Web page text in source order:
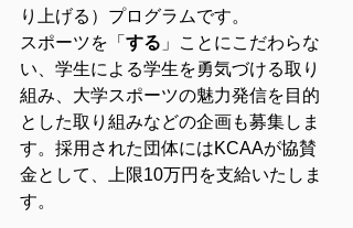
り上げる）プログラムです。
スポーツを「 する 」ことにこだわらな
い、学生による学生を勇気づける取り
組み、大学スポーツの魅力発信を目的
とした取り組みなどの企画も募集しま
す。採用された団体にはKCAAが協賛
金として、上限10万円を支給いたしま
す。